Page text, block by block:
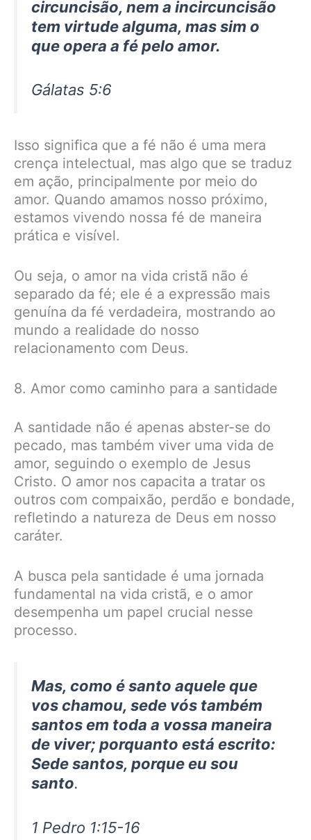
circuncisão, nem a incircuncisão
tem virtude alguma, mas sim o
que opera a fé pelo amor.
Gálatas 5:6
Isso significa que a fé não é uma mera
crença intelectual, mas algo que se traduz
em ação, principalmente por meio do
amor. Quando amamos nosso próximo,
estamos vivendo nossa fé de maneira
prática e visível.
Ou seja, o amor na vida cristã não é
separado da fé; ele é a expressão mais
genuína da fé verdadeira, mostrando ao
mundo a realidade do nosso
relacionamento com Deus.
8. Amor como caminho para a santidade
A santidade não é apenas abster-se do
pecado, mas também viver uma vida de
amor, seguindo o exemplo de Jesus
Cristo. O amor nos capacita a tratar os
outros com compaixão, perdão e bondade,
refletindo a natureza de Deus em nosso
caráter.
A busca pela santidade é uma jornada
fundamental na vida cristã, e o amor
desempenha um papel crucial nesse
processo.
Mas, como é santo aquele que
vos chamou, sede vós também
santos em toda a vossa maneira
de viver; porquanto está escrito:
Sede santos, porque eu sou
santo.
1 Pedro 1:15-16